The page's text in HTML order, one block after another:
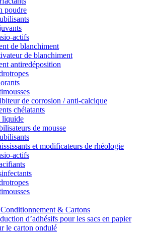
poudre
actifs
de blanchiment
de blanchiment
antiredéposition
de corrosion / anti-calcique
chélatants
liquide
de mousse
et modificateurs de rhéologie
actifs
& Cartons
d’adhésifs pour les sacs en papier
le carton ondulé